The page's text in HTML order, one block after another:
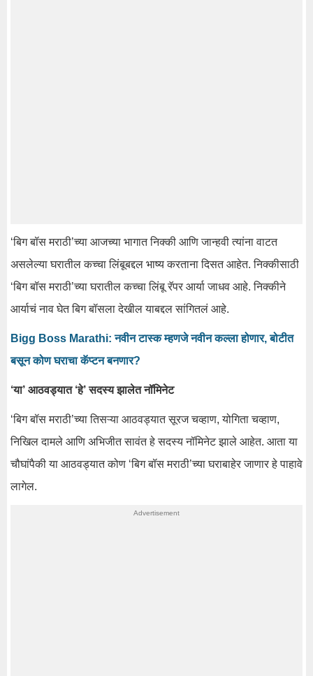
‘बिग बॉस मराठी’च्या आजच्या भागात निक्की आणि जान्हवी त्यांना वाटत
असलेल्या घरातील कच्चा लिंबूबद्दल भाष्य करताना दिसत आहेत. निक्कीसाठी
‘बिग बॉस मराठी’च्या घरातील कच्चा लिंबू रॅपर आर्या जाधव आहे. निक्कीने
आर्याचं नाव घेत बिग बॉसला देखील याबद्दल सांगितलं आहे.
Bigg Boss Marathi: नवीन टास्क म्हणजे नवीन कल्ला होणार, बोटीत
बसून कोण घराचा कॅप्टन बनणार?
‘या’ आठवड्यात ‘हे’ सदस्य झालेत नॉमिनेट
‘बिग बॉस मराठी’च्या तिसऱ्या आठवड्यात सूरज चव्हाण, योगिता चव्हाण,
निखिल दामले आणि अभिजीत सावंत हे सदस्य नॉमिनेट झाले आहेत. आता या
चौघांपैकी या आठवड्यात कोण ‘बिग बॉस मराठी’च्या घराबाहेर जाणार हे पाहावे
लागेल.